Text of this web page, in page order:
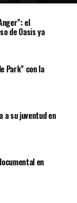
el
de Oasis ya
Park” con la
a su juventud en
en